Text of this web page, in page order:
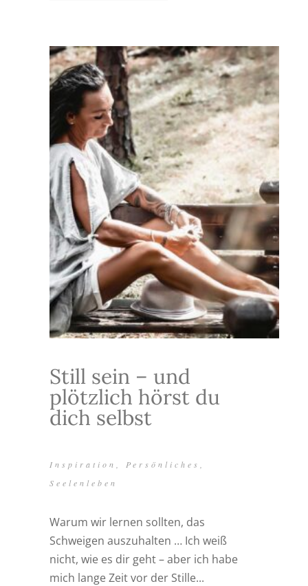
Still sein – und
plötzlich hörst du
dich selbst
Inspiration Persönliches
Seelenleben
Warum wir lernen sollten, das
Schweigen auszuhalten … Ich weiß
nicht, wie es dir geht – aber ich habe
mich lange Zeit vor der Stille...